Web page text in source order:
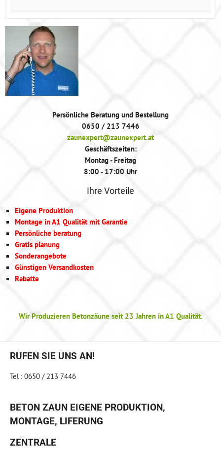
Persönliche Beratung und Bestellung
0650 / 213 7446
zaunexpert@zaunexpert.at
Geschäftszeiten:
Montag - Freitag
8:00 - 17:00 Uhr
Ihre Vorteile
Eigene Produktion
Montage in A1 Qualität mit Garantie
Persönliche beratung
Gratis planung
Sonderangebote
Günstigen Versandkosten
Rabatte
Wir Produzieren Betonzäune seit 23 Jahren in A1 Qualität.
RUFEN SIE UNS AN!
Tel : 0650 / 213 7446
BETON ZAUN EIGENE PRODUKTION,
MONTAGE, LIFERUNG
ZENTRALE